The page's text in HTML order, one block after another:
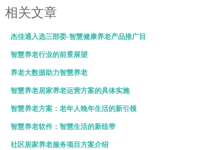
相关文章
杰佳通入选三部委-智慧健康养老产品推广目
录
智慧养老行业的前景展望
养老大数据助力智慧养老
智慧养老居家养老运营方案的具体实施
智慧养老方案：老年人晚年生活的新引领
智慧养老软件：智慧生活的新纽带
社区居家养老服务项目方案介绍